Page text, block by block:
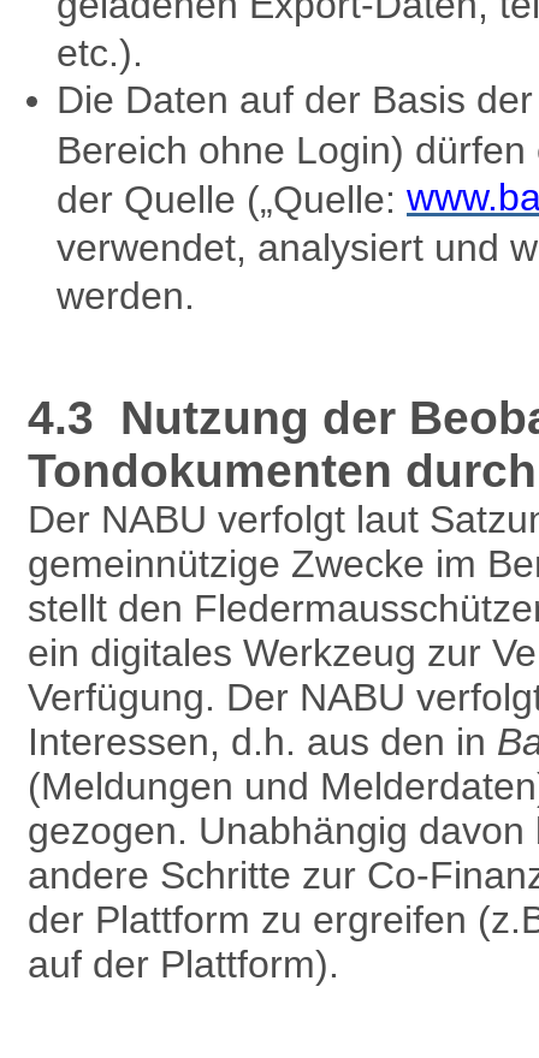
etc.).
Die Daten auf der Basis
Bereich ohne Login)
der Quelle („Quelle:
verwendet, analysiert und
werden.
4.3 Nutzung der
Tondokumenten
Der NABU verfolgt laut
gemein­nützige Zwecke im
stellt den
ein digitales Werkzeug zur
Verfügung. Der NABU
Interessen, d.h. aus den in
(Meldungen und
gezogen. Unabhängig
andere Schritte zur Co-
der Plattform zu ergreifen
auf der Plattform).